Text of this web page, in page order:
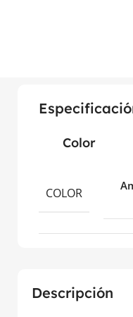
Descripción
Color
COLOR